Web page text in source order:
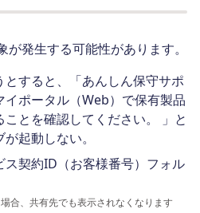
発生する可能性があります。
すると、「あんしん保守サポ
イポータル（Web）で保有製品
とを確認してください。 」と
起動しない。
ス契約ID（お客様番号）フォル
合、共有先でも表示されなくなります